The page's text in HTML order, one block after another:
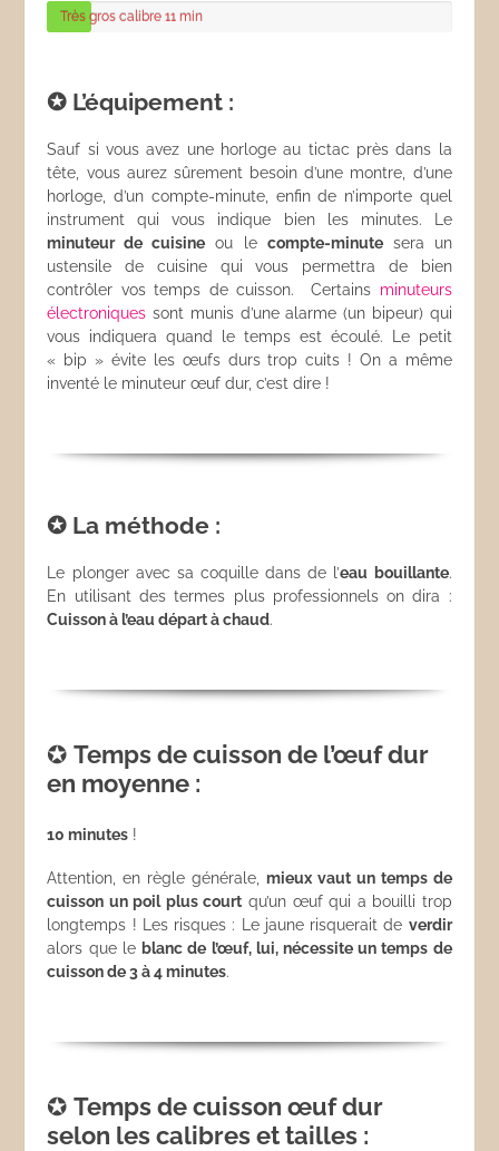
Très gros calibre11 min
✪ L’équipement :
Sauf si vous avez une horloge au tictac près dans la
tête, vous aurez sûrement besoin d’une montre, d’une
horloge, d’un compte-minute, enfin de n’importe quel
instrument qui vous indique bien les minutes. Le
minuteur de cuisine ou le compte-minutesera un
ustensile de cuisine qui vous permettra de bien
contrôler vos temps de cuisson. Certains minuteurs
électroniques sont munis d’une alarme (un bipeur) qui
vous indiquera quand le temps est écoulé. Le petit
« bip » évite les œufs durs trop cuits ! On a même
inventé le minuteur œuf dur, c’est dire !
✪ La méthode :
Le plonger avec sa coquille dans de l’eau bouillante.
En utilisant des termes plus professionnels on dira :
Cuisson à l’eau départ à chaud.
✪Temps de cuisson de l’œuf dur
en moyenne :
10 minutes !
Attention, en règle générale, mieux vaut un temps de
cuisson un poil plus court qu’un œuf qui a bouilli trop
longtemps ! Les risques : Le jaune risquerait de verdir
alors que leblanc de l’œuf, lui, nécessite un temps de
cuisson de 3 à 4 minutes.
✪Temps de cuisson œuf dur
selon les calibres et tailles :